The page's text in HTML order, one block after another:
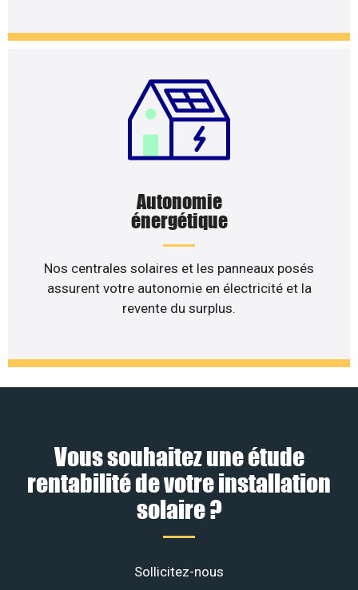
Autonomie
énergétique
Nos centrales solaires et les panneaux posés
assurent votre autonomie en électricité et la
revente du surplus.
Vous souhaitez une étude
rentabilité de votre installation
solaire ?
Sollicitez-nous